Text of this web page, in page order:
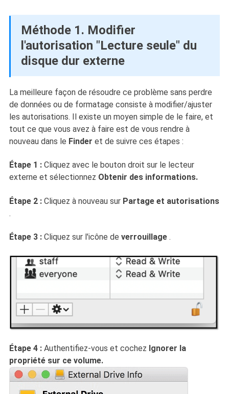
Méthode 1. Modifier
l'autorisation "Lecture seule" du
disque dur externe
La meilleure façon de résoudre ce problème sans perdre
de données ou de formatage consiste à modifier/ajuster
les autorisations. Il existe un moyen simple de le faire, et
tout ce que vous avez à faire est de vous rendre à
nouveau dans le Finder et de suivre ces étapes :
Étape 1 :Cliquez avec le bouton droit sur le lecteur
externe et sélectionnez Obtenir des informations.
Étape 2 :Cliquez à nouveau sur Partage et autorisations
.
Étape 3 :Cliquez sur l'icône de verrouillage.
Étape 4 :Authentifiez-vous et cochez Ignorer la
propriété sur ce volume.